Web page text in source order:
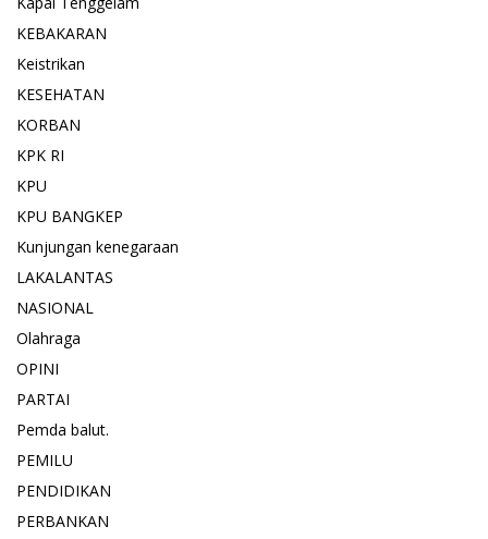
KEBAKARAN
Keistrikan
KESEHATAN
KORBAN
KPK RI
KPU
KPU BANGKEP
Kunjungan kenegaraan
LAKALANTAS
NASIONAL
Olahraga
OPINI
PARTAI
Pemda balut.
PEMILU
PENDIDIKAN
PERBANKAN